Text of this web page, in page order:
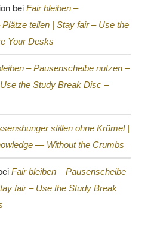
bei Fair bleiben –
teilen | Stay fair – Use the
Your Desks
– Pausenscheibe nutzen –
the Study Break Disc –
stillen ohne Krümel |
— Without the Crumbs
Fair bleiben – Pausenscheibe
fair – Use the Study Break